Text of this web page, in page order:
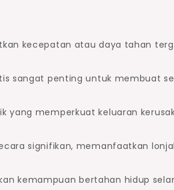
kecepatan atau daya tahan
sangat penting untuk membuat
yang memperkuat keluaran
signifikan, memanfaatkan
kemampuan bertahan hidup